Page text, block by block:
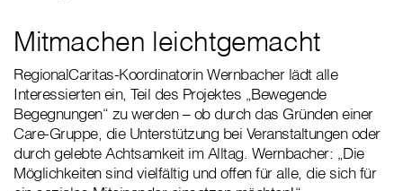
Mitmachen leichtgemacht
RegionalCaritas-Koordinatorin Wernbacher lädt alle
Interessierten ein, Teil des Projektes „Bewegende
Begegnungen“ zu werden – ob durch das Gründen einer
Care-Gruppe, die Unterstützung bei Veranstaltungen oder
durch gelebte Achtsamkeit im Alltag. Wernbacher: „Die
Möglichkeiten sind vielfältig und offen für alle, die sich für